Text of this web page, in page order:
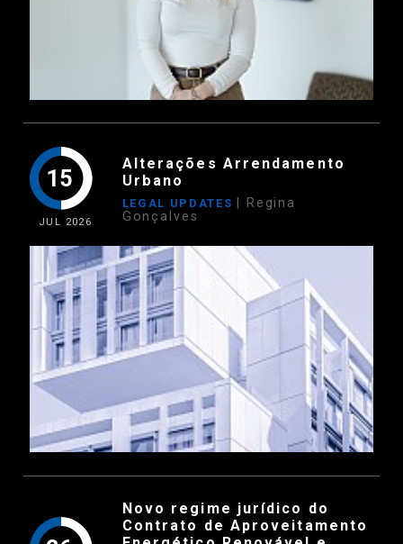
15
JUL 2026
Alterações Arrendamento
Urbano
LEGAL UPDATES
| Regina
Gonçalves
Novo regime jurídico do
Contrato de Aproveitamento